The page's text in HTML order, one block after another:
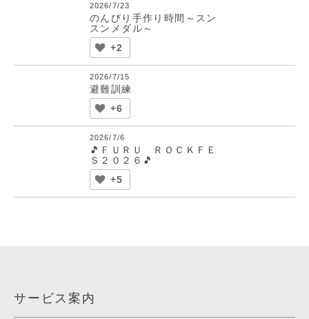
2026/7/23
のんびり手作り時間～スン
スンメダル～
+2
2026/7/15
避難訓練
+6
2026/7/6
🎵ＦＵＲＵ ＲＯＣＫＦＥ
Ｓ２０２６🎵
+5
サービス案内